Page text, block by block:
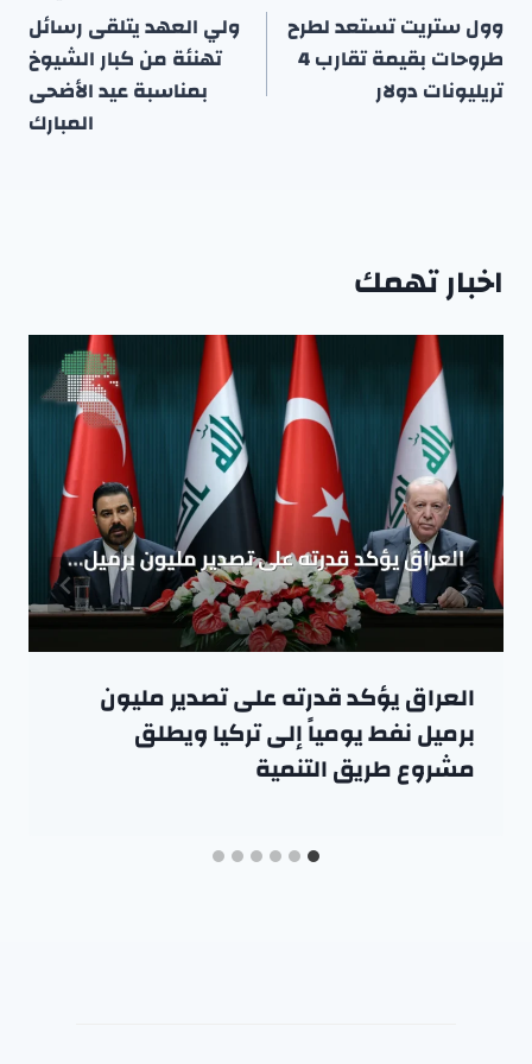
المقالات
وول ستريت تستعد لطرح
طروحات بقيمة تقارب 4
تريليونات دولار
ولي العهد يتلقى رسائل
تهنئة من كبار الشيوخ
بمناسبة عيد الأضحى
المبارك
اخبار تهمك
العراق يؤكد قدرته على تصدير مليون
برميل نفط يومياً إلى تركيا ويطلق
مشروع طريق التنمية